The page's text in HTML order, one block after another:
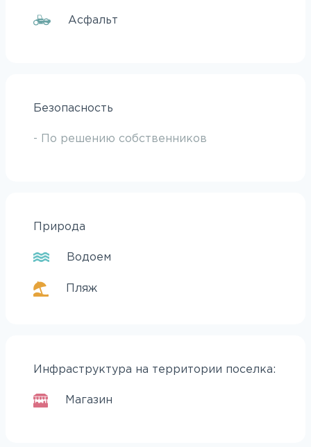
Асфальт
Безопасность
- По решению собственников
Природа
Водоем
Пляж
Инфраструктура на территории поселка:
Магазин